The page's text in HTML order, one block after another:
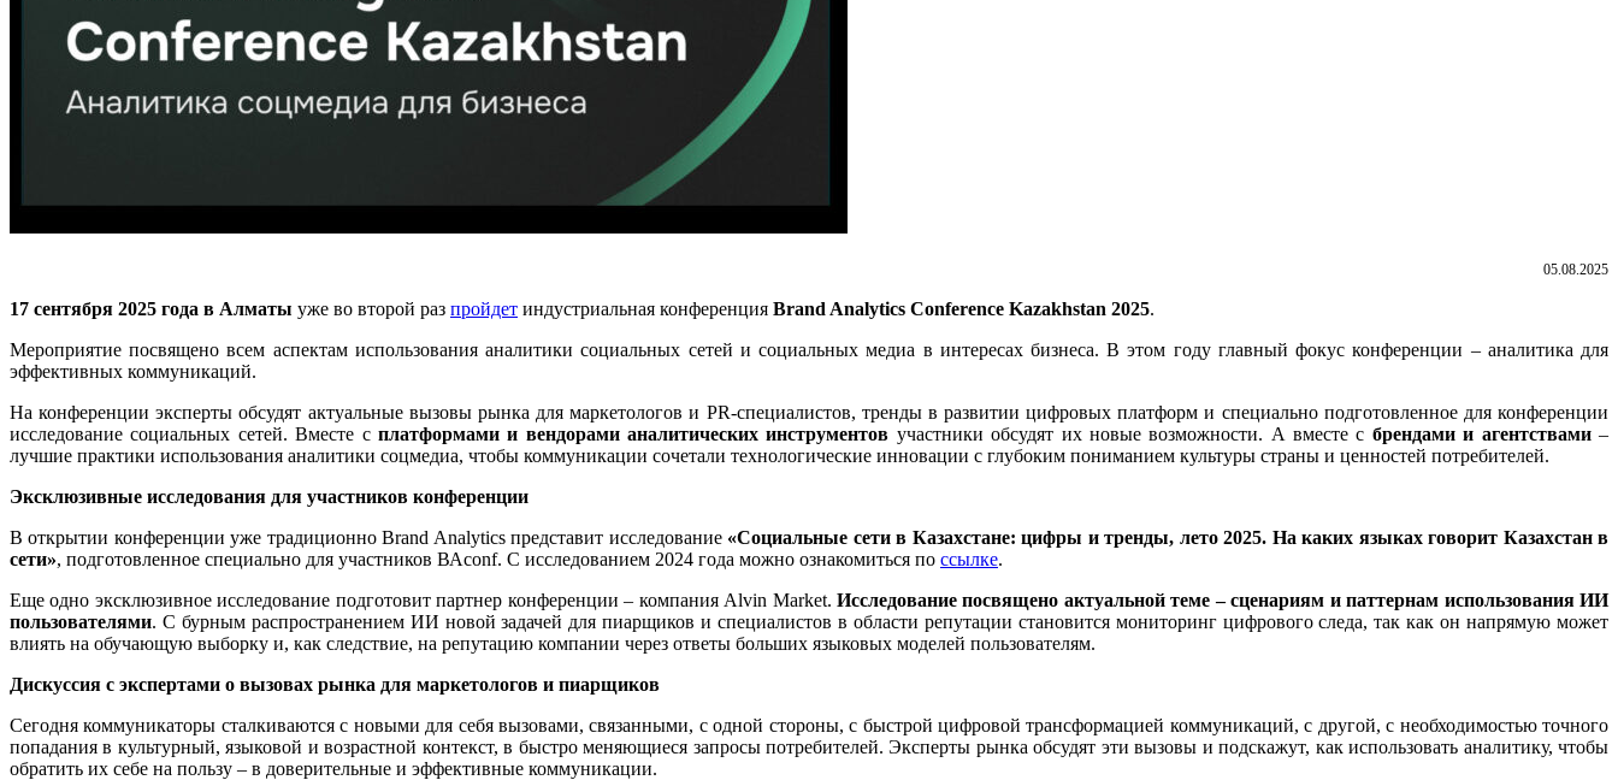
05.08.2025
17 сентября 2025 года в Алматы уже во второй раз пройдет индустриальная конференция Brand Analytics Conference Kazakhstan 2025.
Мероприятие посвящено всем аспектам использования аналитики социальных сетей и социальных медиа в интересах бизнеса. В этом году главный фокус конференции – аналитика для
эффективных коммуникаций.
На конференции эксперты обсудят актуальные вызовы рынка для маркетологов и PR-специалистов, тренды в развитии цифровых платформ и специально подготовленное для конференции
исследование социальных сетей. Вместе с платформами и вендорами аналитических инструментов участники обсудят их новые возможности. А вместе с брендами и агентствами–
лучшие практики использования аналитики соцмедиа, чтобы коммуникации сочетали технологические инновации с глубоким пониманием культуры страны и ценностей потребителей.
Эксклюзивные исследования для участников конференции
В открытии конференции уже традиционно Вrand Analytics представит исследование «Социальные сети в Казахстане: цифры и тренды, лето 2025. На каких языках говорит Казахстан в
сети», подготовленное специально для участников ВАconf. С исследованием 2024 года можно ознакомиться по ссылке.
Еще одно эксклюзивное исследование подготовит партнер конференции – компания Alvin Market. Исследование посвящено актуальной теме – сценариям и паттернам использования ИИ
пользователями. С бурным распространением ИИ новой задачей для пиарщиков и специалистов в области репутации становится мониторинг цифрового следа, так как он напрямую может
влиять на обучающую выборку и, как следствие, на репутацию компании через ответы больших языковых моделей пользователям.
Дискуссия с экспертами о вызовах рынка для маркетологов и пиарщиков
Сегодня коммуникаторы сталкиваются с новыми для себя вызовами, связанными, с одной стороны, с быстрой цифровой трансформацией коммуникаций, с другой, с необходимостью точного
попадания в культурный, языковой и возрастной контекст, в быстро меняющиеся запросы потребителей. Эксперты рынка обсудят эти вызовы и подскажут, как использовать аналитику, чтобы
обратить их себе на пользу – в доверительные и эффективные коммуникации.